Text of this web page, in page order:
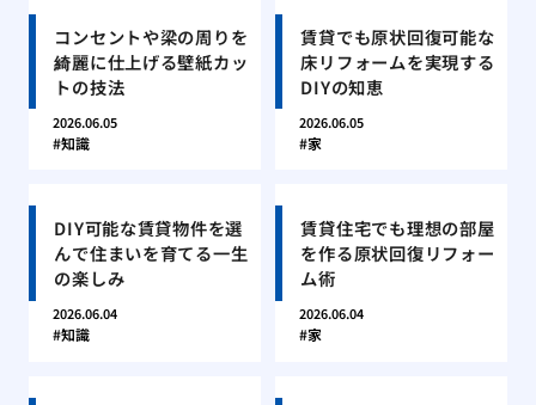
コンセントや梁の周りを
綺麗に仕上げる壁紙カッ
トの技法
2026.06.05
知識
賃貸でも原状回復可能な
床リフォームを実現する
DIYの知恵
2026.06.05
家
DIY可能な賃貸物件を選
んで住まいを育てる一生
の楽しみ
2026.06.04
知識
賃貸住宅でも理想の部屋
を作る原状回復リフォー
ム術
2026.06.04
家